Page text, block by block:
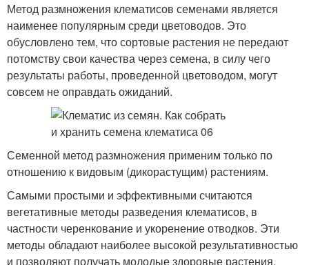
Метод размножения клематисов семенами является
наименее популярным среди цветоводов. Это
обусловлено тем, что сортовые растения не передают
потомству свои качества через семена, в силу чего
результаты работы, проведенной цветоводом, могут
совсем не оправдать ожиданий.
Семенной метод размножения применим только по
отношению к видовым (дикорастущим) растениям.
Самыми простыми и эффективными считаются
вегетативные методы разведения клематисов, в
частности черенкование и укоренение отводков. Эти
методы обладают наиболее высокой результативностью
и позволяют получать молодые здоровые растения,